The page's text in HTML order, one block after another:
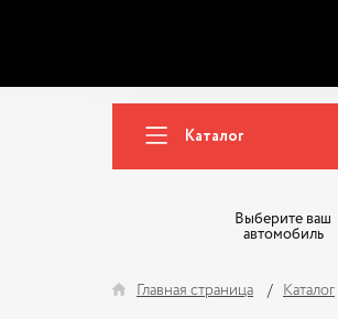
Каталог
Выберите ваш
автомобиль
Главная страница Каталог